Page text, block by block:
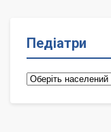
Педіатри
Педіатри